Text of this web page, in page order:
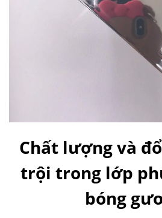
Chất lượng và
trội trong lớp
bóng